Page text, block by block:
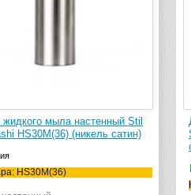
Дозатор жидкого мыла настольный
Stil Haus Hashi HS30AP(36) (никель
Италия